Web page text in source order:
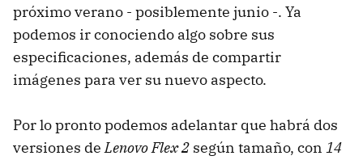
próximo verano - posiblemente junio -. Ya
podemos ir conociendo algo sobre sus
especificaciones, además de compartir
imágenes para ver su nuevo aspecto.
Por lo pronto podemos adelantar que habrá dos
versiones deLenovo Flex 2 según tamaño, con 14